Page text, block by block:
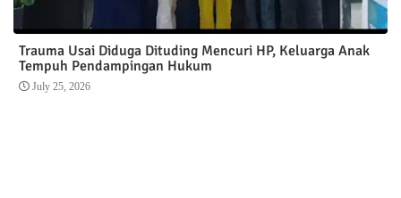
Trauma Usai Diduga Dituding Mencuri HP, Keluarga Anak
Tempuh Pendampingan Hukum
July 25, 2026